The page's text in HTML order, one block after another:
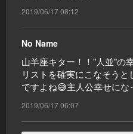
2019/06/17 08:12
No Name
山羊座キター！！"人並"の
リストを確実にこなそう
ですよね😅主人公幸せにな
2019/06/17 06:07